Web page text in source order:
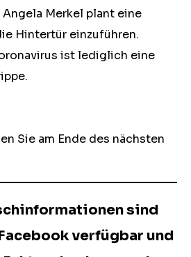
Merkel plant eine
Hintertür einzuführen.
ist lediglich eine
Sie am Ende des nächsten
sind
verfügbar und